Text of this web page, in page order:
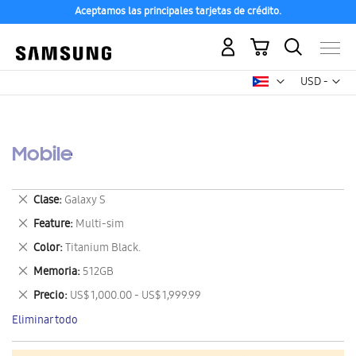
Aceptamos las principales tarjetas de crédito.
USD -
dólar
Mi carrito
Mobile
Clase Galaxy S
Eliminar
este
artículo
Feature Multi-sim
Eliminar
este
artículo
Color Titanium Black.
Eliminar
este
artículo
Memoria 512GB
Eliminar
este
artículo
Precio US$ 1,000.00 - US$ 1,999.99
Eliminar
este
artículo
Eliminar todo